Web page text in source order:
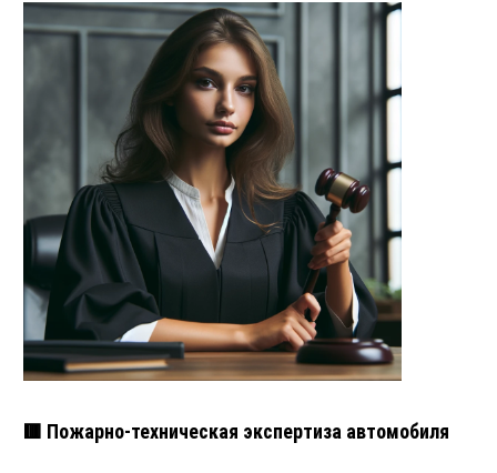
🟥 Пожарно-техническая экспертиза автомобиля